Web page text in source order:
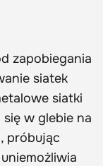
zapobiegania
siatek
siatki
w glebie na
próbując